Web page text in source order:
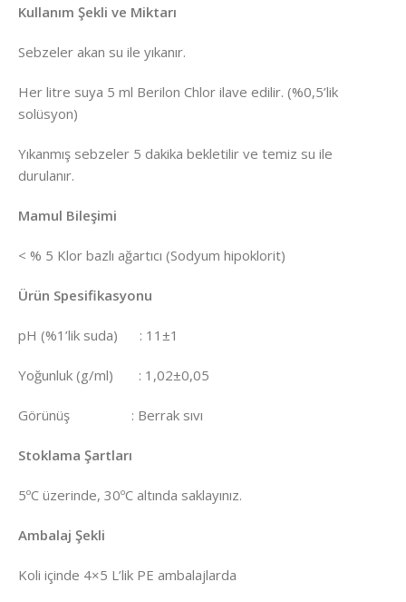
Kullanım Şekli ve Miktarı
Sebzeler akan su ile yıkanır.
Her litre suya 5 ml Berilon Chlor ilave edilir. (%0,5’lik
solüsyon)
Yıkanmış sebzeler 5 dakika bekletilir ve temiz su ile
durulanır.
Mamul Bileşimi
< % 5 Klor bazlı ağartıcı (Sodyum hipoklorit)
Ürün Spesifikasyonu
pH (%1’lik suda) : 11±1
Yoğunluk (g/ml) : 1,02±0,05
Görünüş : Berrak sıvı
Stoklama Şartları
5ºC üzerinde, 30ºC altında saklayınız.
Ambalaj Şekli
Koli içinde 4×5 L’lik PE ambalajlarda